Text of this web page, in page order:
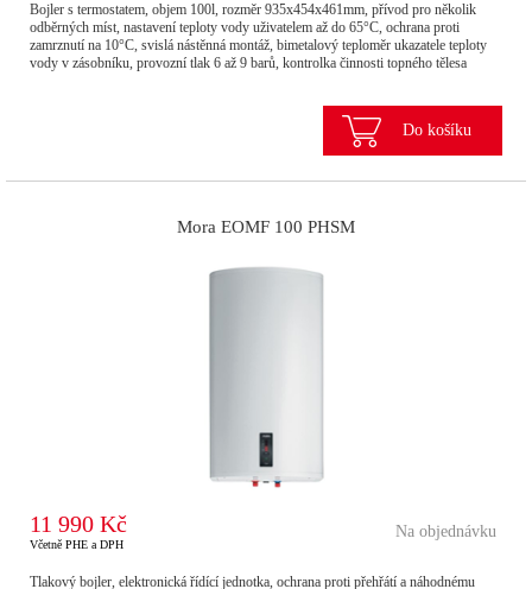
Bojler s termostatem, objem 100l, rozměr 935x454x461mm, přívod pro několik
odběrných míst, nastavení teploty vody uživatelem až do 65°C, ochrana proti
zamrznutí na 10°C, svislá nástěnná montáž, bimetalový teploměr ukazatele teploty
vody v zásobníku, provozní tlak 6 až 9 barů, kontrolka činnosti topného tělesa
Do košíku
Mora EOMF 100 PHSM
11 990 Kč
Včetně PHE a DPH
Na objednávku
Tlakový bojler, elektronická řídící jednotka, ochrana proti přehřátí a náhodnému